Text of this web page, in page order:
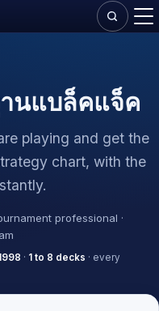
นแบล็คแจ็ค
playing and get the
chart, with the
professional ·
· 1 to 8 decks · every